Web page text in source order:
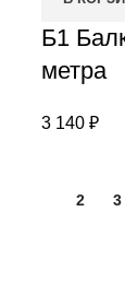
Б1
метра
3 140 ₽
2 3